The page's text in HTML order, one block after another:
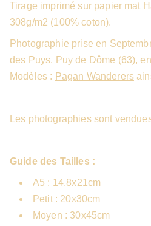
Tirage imprimé sur papier mat
308g/m2 (100% coton).
Photographie prise en
des Puys, Puy de Dôme (63),
Modèles : Pagan Wanderers
Les photographies sont
Guide des Tailles :
A5 : 14,8x21cm
Petit : 20x30cm
Moyen : 30x45cm